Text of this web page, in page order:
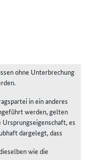
ohne Unterbrechung
in ein anderes
werden, gelten
es
dargelegt, dass
wie die